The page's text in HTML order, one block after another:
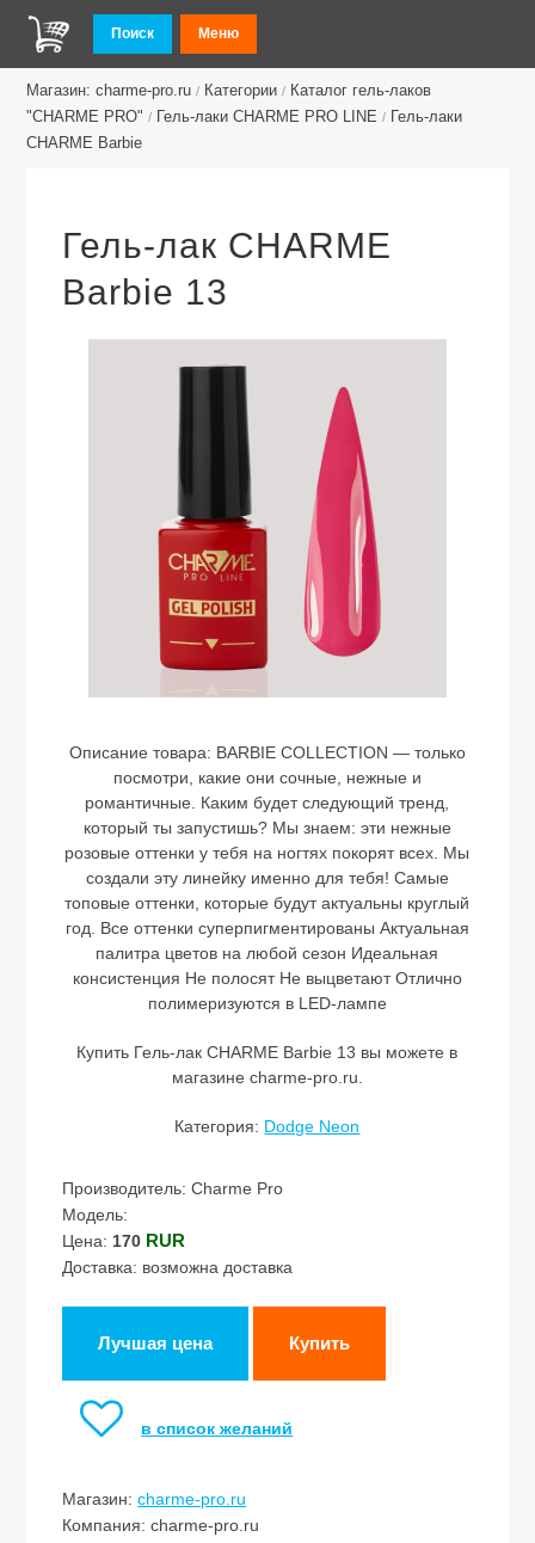
Поиск Меню
Магазин: charme-pro.ru / Категории / Каталог гель-лаков
"CHARME PRO" / Гель-лаки CHARME PRO LINE / Гель-лаки
CHARME Barbie
Гель-лак CHARME
Barbie 13
Описание товара: BARBIE COLLECTION — только
посмотри, какие они сочные, нежные и
романтичные. Каким будет следующий тренд,
который ты запустишь? Мы знаем: эти нежные
розовые оттенки у тебя на ногтях покорят всех. Мы
создали эту линейку именно для тебя! Самые
топовые оттенки, которые будут актуальны круглый
год. Все оттенки суперпигментированы Актуальная
палитра цветов на любой сезон Идеальная
консистенция Не полосят Не выцветают Отлично
полимеризуются в LED-лампе
Купить Гель-лак CHARME Barbie 13 вы можете в
магазине charme-pro.ru.
Категория: Dodge Neon
Производитель: Charme Pro
Модель:
Цена: 170 RUR
Доставка: возможна доставка
Лучшая цена Купить
в список желаний
Магазин:charme-pro.ru
Компания: charme-pro.ru